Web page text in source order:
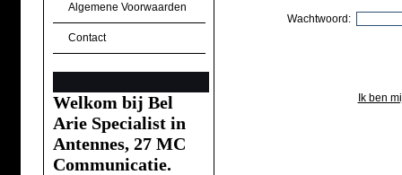
Algemene Voorwaarden
Contact
Welkom bij Bel
Arie Specialist in
Antennes, 27 MC
Communicatie.
Wachtwoord:
Ik ben